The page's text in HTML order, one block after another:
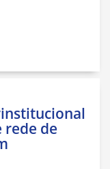
rede de